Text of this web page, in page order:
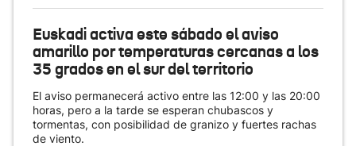
Euskadi activa este sábado el aviso
amarillo por temperaturas cercanas a los
35 grados en el sur del territorio
El aviso permanecerá activo entre las 12:00 y las 20:00
horas, pero a la tarde se esperan chubascos y
tormentas, con posibilidad de granizo y fuertes rachas
de viento.